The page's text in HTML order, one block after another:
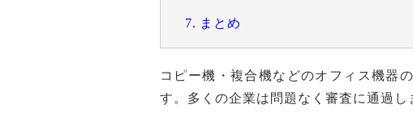
7. まとめ
コピー機・複合機などのオフィス機器
す。多くの企業は問題なく審査に通過